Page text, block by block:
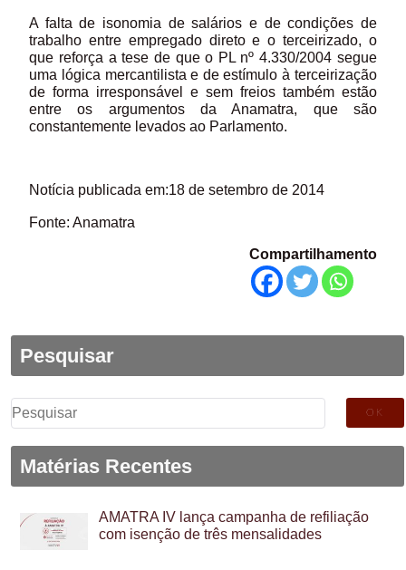
A falta de isonomia de salários e de condições de
trabalho entre empregado direto e o terceirizado, o
que reforça a tese de que o PL nº 4.330/2004 segue
uma lógica mercantilista e de estímulo à terceirização
de forma irresponsável e sem freios também estão
entre os argumentos da Anamatra, que são
constantemente levados ao Parlamento.
Notícia publicada em:18 de setembro de 2014
Fonte: Anamatra
Compartilhamento
Pesquisar
Pesquisar
por:
Matérias Recentes
AMATRA IV lança campanha de refiliação
com isenção de três mensalidades